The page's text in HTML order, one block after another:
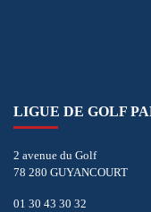
LIGUE DE GOLF
2 avenue du Golf
78 280 GUYANCOURT
01 30 43 30 32